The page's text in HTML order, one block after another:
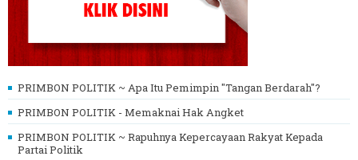
PRIMBON POLITIK ~ Apa Itu Pemimpin "Tangan Berdarah"?
PRIMBON POLITIK - Memaknai Hak Angket
PRIMBON POLITIK ~ Rapuhnya Kepercayaan Rakyat Kepada
Partai Politik